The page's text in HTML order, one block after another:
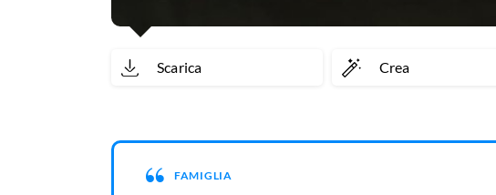
Scarica Crea
FAMIGLIA